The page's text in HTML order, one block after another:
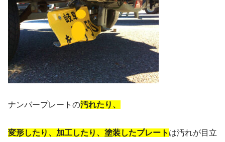
ナンバープレートの汚れたり、
変形したり、加工したり、塗装したプレート は汚れが目立